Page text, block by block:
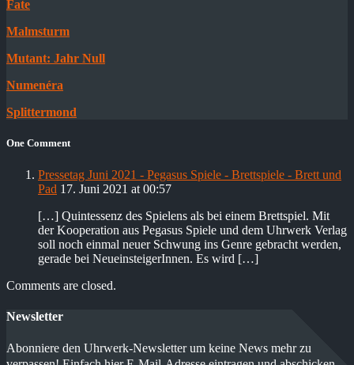
Fate
Malmsturm
Mutant: Jahr Null
Numenéra
Splittermond
One Comment
Pressetag Juni 2021 - Pegasus Spiele - Brettspiele - Brett und
Pad 17. Juni 2021 at 00:57
[…] Quintessenz des Spielens als bei einem Brettspiel. Mit
der Kooperation aus Pegasus Spiele und dem Uhrwerk Verlag
soll noch einmal neuer Schwung ins Genre gebracht werden,
gerade bei NeueinsteigerInnen. Es wird […]
Comments are closed.
Newsletter
Abonniere den Uhrwerk-Newsletter um keine News mehr zu